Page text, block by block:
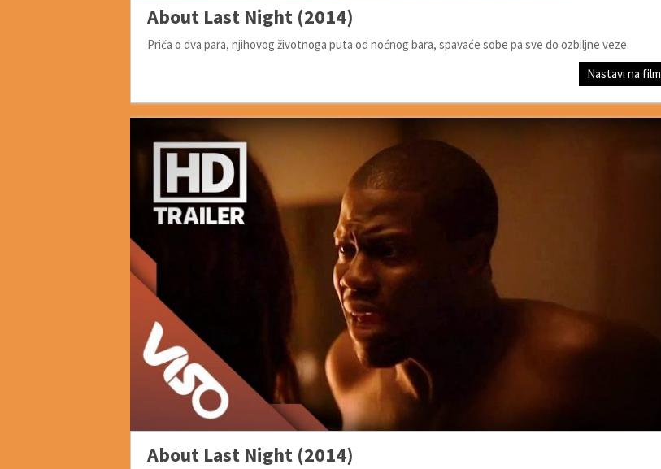
About Last Night (2014)
Priča o dva para, njihovog životnoga puta od noćnog bara, spavaće sobe pa sve do ozbiljne veze.
Nastavi na film
About Last Night (2014)